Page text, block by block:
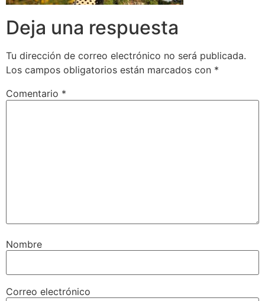
Deja una respuesta
Tu dirección de correo electrónico no será publicada.
Los campos obligatorios están marcados con *
Comentario *
Nombre
Correo electrónico